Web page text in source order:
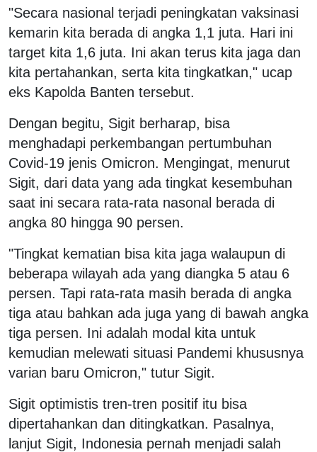
"Secara nasional terjadi peningkatan vaksinasi
kemarin kita berada di angka 1,1 juta. Hari ini
target kita 1,6 juta. Ini akan terus kita jaga dan
kita pertahankan, serta kita tingkatkan," ucap
eks Kapolda Banten tersebut.
Dengan begitu, Sigit berharap, bisa
menghadapi perkembangan pertumbuhan
Covid-19 jenis Omicron. Mengingat, menurut
Sigit, dari data yang ada tingkat kesembuhan
saat ini secara rata-rata nasonal berada di
angka 80 hingga 90 persen.
"Tingkat kematian bisa kita jaga walaupun di
beberapa wilayah ada yang diangka 5 atau 6
persen. Tapi rata-rata masih berada di angka
tiga atau bahkan ada juga yang di bawah angka
tiga persen. Ini adalah modal kita untuk
kemudian melewati situasi Pandemi khususnya
varian baru Omicron," tutur Sigit.
Sigit optimistis tren-tren positif itu bisa
dipertahankan dan ditingkatkan. Pasalnya,
lanjut Sigit, Indonesia pernah menjadi salah